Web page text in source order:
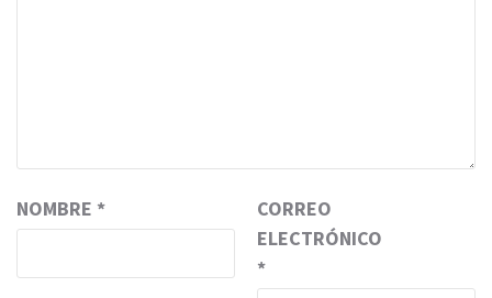
NOMBRE *
CORREO
ELECTRÓNICO
*